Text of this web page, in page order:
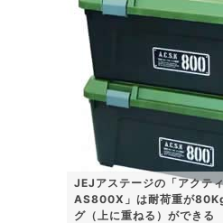
JEJアステージの「アクテ
AS800X」は耐荷重が
グ（上に重ねる）ができる